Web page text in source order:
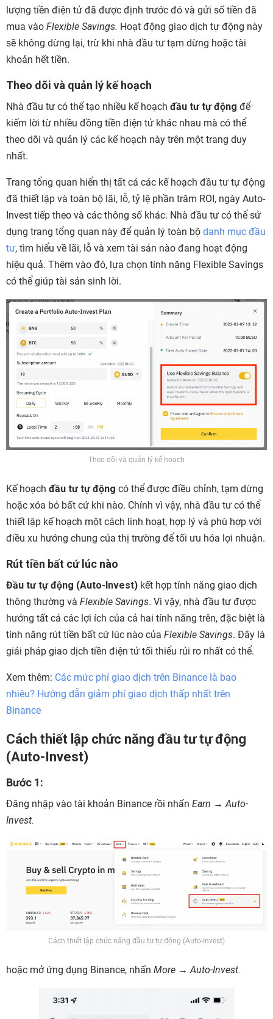
lượng tiền điện tử đã được định trước đó và gửi số tiền đã
mua vào Flexible Savings. Hoạt động giao dịch tự động này
sẽ không dừng lại, trừ khi nhà đầu tư tạm dừng hoặc tài
khoản hết tiền.
Theo dõi và quản lý kế hoạch
Nhà đầu tư có thể tạo nhiều kế hoạch đầu tư tự động để
kiếm lời từ nhiều đồng tiền điện tử khác nhau mà có thể
theo dõi và quản lý các kế hoạch này trên một trang duy
nhất.
Trang tổng quan hiển thị tất cả các kế hoạch đầu tư tự động
đã thiết lập và toàn bộ lãi, lỗ, tỷ lệ phần trăm ROI, ngày Auto-
Invest tiếp theo và các thông số khác. Nhà đầu tư có thể sử
dụng trang tổng quan này để quản lý toàn bộ danh mục đầu
tư, tìm hiểu về lãi, lỗ và xem tài sản nào đang hoạt động
hiệu quả. Thêm vào đó, lựa chọn tính năng Flexible Savings
có thể giúp tài sản sinh lời.
Theo dõi và quản lý kế hoạch
Kế hoạch đầu tư tự động có thể được điều chỉnh, tạm dừng
hoặc xóa bỏ bất cứ khi nào. Chính vì vậy, nhà đầu tư có thể
thiết lập kế hoạch một cách linh hoạt, hợp lý và phù hợp với
điều xu hướng chung của thị trường để tối ưu hóa lợi nhuận.
Rút tiền bất cứ lúc nào
Đầu tư tự động (Auto-Invest) kết hợp tính năng giao dịch
thông thường và Flexible Savings. Vì vậy, nhà đầu tư được
hưởng tất cả các lợi ích của cả hai tính năng trên, đặc biệt là
tính năng rút tiền bất cứ lúc nào của Flexible Savings. Đây là
giải pháp giao dịch tiền điện tử tối thiểu rủi ro nhất có thể.
Xem thêm: Các mức phí giao dịch trên Binance là bao
nhiêu? Hướng dẫn giảm phí giao dịch thấp nhất trên
Binance
Cách thiết lập chức năng đầu tư tự động
(Auto-Invest)
Bước 1:
Đăng nhập vào tài khoản Binance rồi nhấn Earn → Auto-
Invest.
Cách thiết lập chức năng đầu tư tự động (Auto-Invest)
hoặc mở ứng dụng Binance, nhấn More → Auto-Invest.